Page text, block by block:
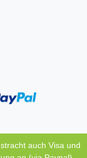
auch Visa und